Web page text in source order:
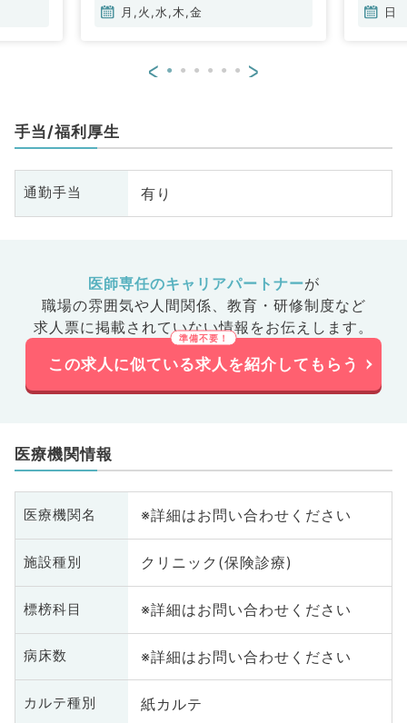
月,火,水,木,金
管
科
日
< >
手当/福利厚生
通勤手当 有り
医師専任のキャリアパートナーが
職場の雰囲気や人間関係、 教育・研修制度など
求人票に掲載されていない情報をお伝えします。
この求人に似ている求人を紹介してもらう
医療機関情報
医療機関名 ※詳細はお問い合わせください
施設種別 クリニック(保険診療)
標榜科目 ※詳細はお問い合わせください
病床数 ※詳細はお問い合わせください
カルテ種別 紙カルテ